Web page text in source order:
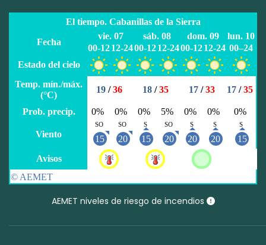
AEMET niveles de riesgo de incendios